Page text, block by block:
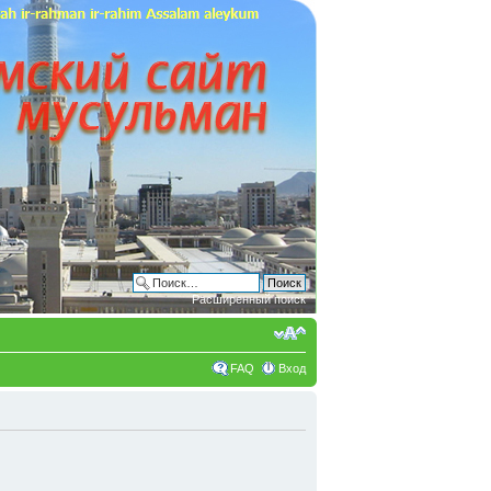
Расширенный поиск
FAQ Вход